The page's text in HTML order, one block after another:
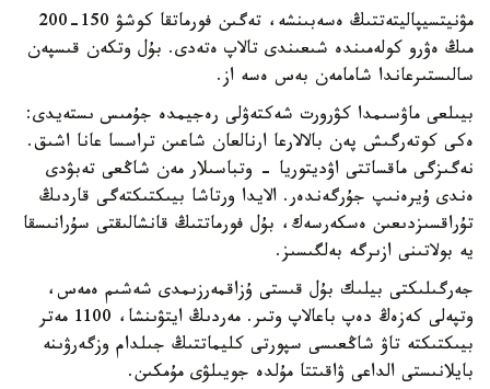
مۋنيتسيپاليتەتتىڭ ەسەبىنشە، تەگىن فورماتقا كوشۋ 150-200
مىڭ ەۋرو كولەمىندە شىعىندى تالاپ ەتەدى. بۇل وتكەن قىسپەن
سالىستىرعاندا شامامەن بەس ەسە از.
بيىلعى ماۋسىمدا كۋرورت شەكتەۋلى رەجيمدە جۇمىس ىستەيدى:
ەكى كوتەرگىش پەن بالالارعا ارنالعان شاعىن تراسسا عانا اشىق.
نەگىزگى ماقساتتى اۋديتوريا - وتباسىلار مەن شاڭعى تەبۋدى
ەندى ۇيرەنىپ جۇرگەندەر. الايدا ورتاشا بيىكتىكتەگى قاردىڭ
تۇراقسىزدىعىن ەسكەرسەك، بۇل فورماتتىڭ قانشالىقتى سۇرانىسقا
يە بولاتىنى ازىرگە بەلگىسىز.
جەرگىلىكتى بيلىك بۇل قىستى ۇزاقمەرزىمدى شەشىم ەمەس،
وتپەلى كەزەڭ دەپ باعالاپ وتىر. مەردىڭ ايتۋىنشا، 1100 مەتر
بيىكتىكتە تاۋ شاڭعىسى سپورتى كليماتتىڭ جىلدام وزگەرۋىنە
بايلانىستى الداعى ۋاقىتتا مۇلدە جويىلۋى مۇمكىن.